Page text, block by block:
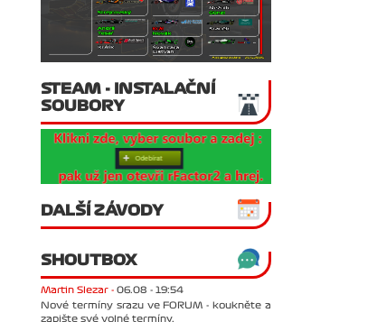
STEAM - INSTALAČNÍ
SOUBORY
DALŠÍ ZÁVODY
SHOUTBOX
Martin Slezar - 06.08 - 19:54
Nové termíny srazu ve FORUM - koukněte a
zapište své volné termíny.